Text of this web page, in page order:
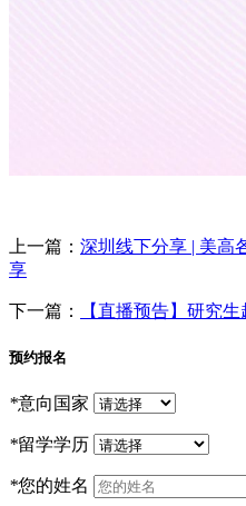
上一篇： 深圳线下分享 | 美高
享
下一篇： 【直播预告】研究
预约报名
*意向国家
*留学学历
*您的姓名